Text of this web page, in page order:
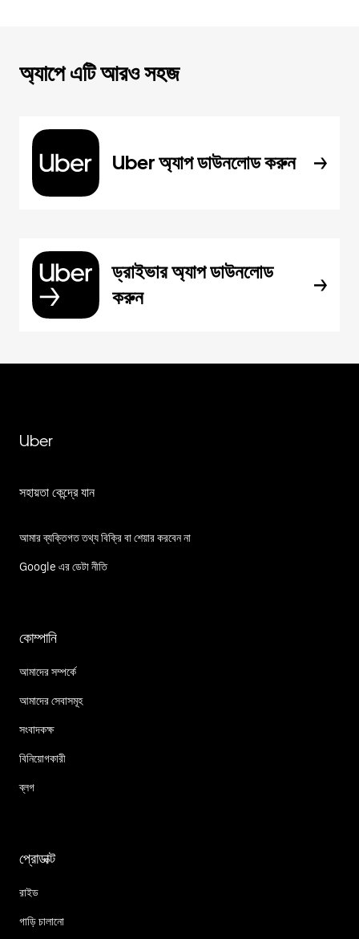
অ্যাপে এটি আরও সহজ
Uber অ্যাপ ডাউনলোড করুন
ড্রাইভার অ্যাপ ডাউনলোড
করুন
Uber
সহায়তা কেন্দ্রে যান
আমার ব্যক্তিগত তথ্য বিক্রি বা শেয়ার করবেন না
Google এর ডেটা নীতি
কোম্পানি
আমাদের সম্পর্কে
আমাদের সেবাসমূহ
সংবাদকক্ষ
বিনিয়োগকারী
ব্লগ
প্রোডাক্ট
রাইড
গাড়ি চালানো